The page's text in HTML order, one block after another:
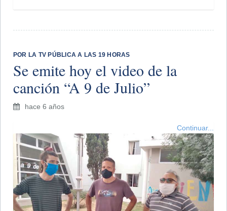
POR LA TV PÚBLICA A LAS 19 HORAS
Se emite hoy el video de la
canción “A 9 de Julio”
hace 6 años
Continuar...